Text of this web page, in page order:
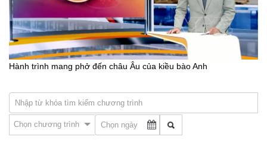
Hành trình mang phở đến châu Âu của kiều bào Anh
Chọn chương trình